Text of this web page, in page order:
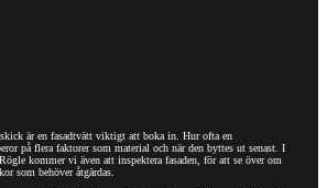
är en fasadtvätt viktigt att boka in. Hur ofta en
på flera faktorer som material och när den byttes ut senast. I
kommer vi även att inspektera fasaden, för att se över om
som behöver åtgärdas.